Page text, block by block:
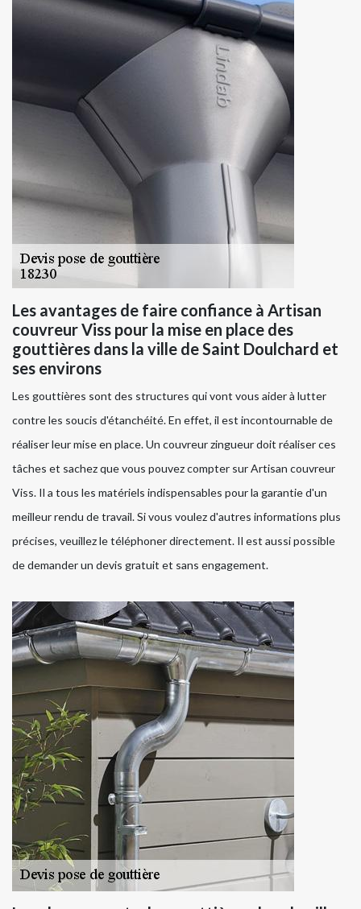
Les avantages de faire confiance à Artisan
couvreur Viss pour la mise en place des
gouttières dans la ville de Saint Doulchard et
ses environs
Les gouttières sont des structures qui vont vous aider à lutter
contre les soucis d'étanchéité. En effet, il est incontournable de
réaliser leur mise en place. Un couvreur zingueur doit réaliser ces
tâches et sachez que vous pouvez compter sur Artisan couvreur
Viss. Il a tous les matériels indispensables pour la garantie d'un
meilleur rendu de travail. Si vous voulez d'autres informations plus
précises, veuillez le téléphoner directement. Il est aussi possible
de demander un devis gratuit et sans engagement.